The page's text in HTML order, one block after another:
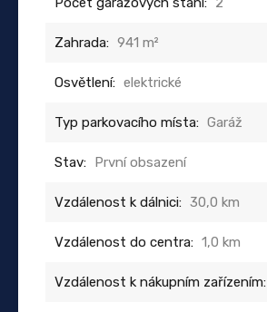
Zahrada: 941 m²
Osvětlení: elektrické
Typ parkovacího místa: Garáž
Stav: První obsazení
Vzdálenost k dálnici: 30,0 km
Vzdálenost do centra: 1,0 km
Vzdálenost k nákupním zařízením: